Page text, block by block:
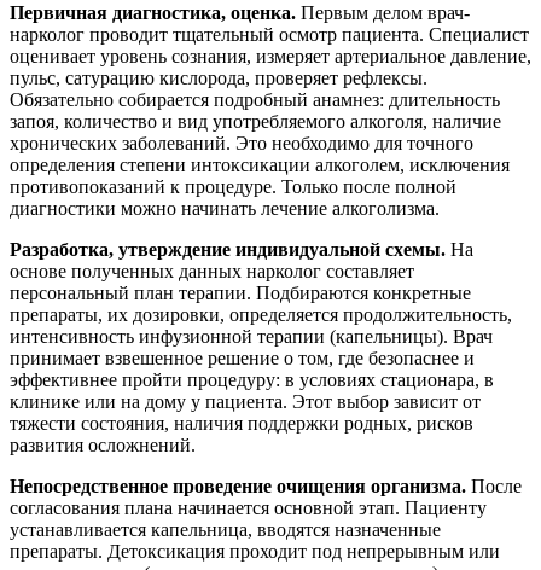
Первичная диагностика, оценка. Первым делом врач-
нарколог проводит тщательный осмотр пациента. Специалист
оценивает уровень сознания, измеряет артериальное давление,
пульс, сатурацию кислорода, проверяет рефлексы.
Обязательно собирается подробный анамнез: длительность
запоя, количество и вид употребляемого алкоголя, наличие
хронических заболеваний. Это необходимо для точного
определения степени интоксикации алкоголем, исключения
противопоказаний к процедуре. Только после полной
диагностики можно начинать лечение алкоголизма.
Разработка, утверждение индивидуальной схемы. На
основе полученных данных нарколог составляет
персональный план терапии. Подбираются конкретные
препараты, их дозировки, определяется продолжительность,
интенсивность инфузионной терапии (капельницы). Врач
принимает взвешенное решение о том, где безопаснее и
эффективнее пройти процедуру: в условиях стационара, в
клинике или на дому у пациента. Этот выбор зависит от
тяжести состояния, наличия поддержки родных, рисков
развития осложнений.
Непосредственное проведение очищения организма. После
согласования плана начинается основной этап. Пациенту
устанавливается капельница, вводятся назначенные
препараты. Детоксикация проходит под непрерывным или